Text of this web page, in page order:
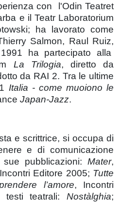
con l'Odin Teatret
e il Teatr Laboratorium
ha lavorato come
Salmon, Raul Ruiz,
ha partecipato alla
La Trilogia, diretto da
da RAI 2. Tra le ultime
Italia - come muoiono le
Japan-Jazz.
e scrittrice, si occupa di
e di comunicazione
pubblicazioni: Mater,
Incontri Editore 2005; Tutte
l’amore, Incontri
testi teatrali: Nostàlghia;